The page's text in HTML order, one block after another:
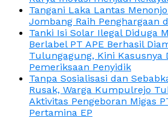
Tangani Laka Lantas
Jombang Raih Penghargaan
Tanki Isi Solar Ilegal Diduga
Berlabel PT APE Berhasil
Tulungagung, Kini Kasusnya
Pemeriksaan Penyidik
Tanpa Sosialisasi dan
Rusak, Warga Kumpulrejo
Aktivitas Pengeboran Migas
Pertamina EP